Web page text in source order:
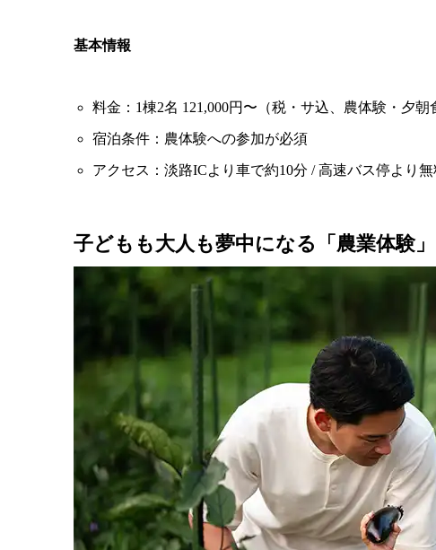
基本情報
料金：1棟2名 121,000円〜（税・サ込、農体験・夕朝
宿泊条件：農体験への参加が必須
アクセス：淡路ICより車で約10分 / 高速バス停より
子どもも大人も夢中になる「農業体験」